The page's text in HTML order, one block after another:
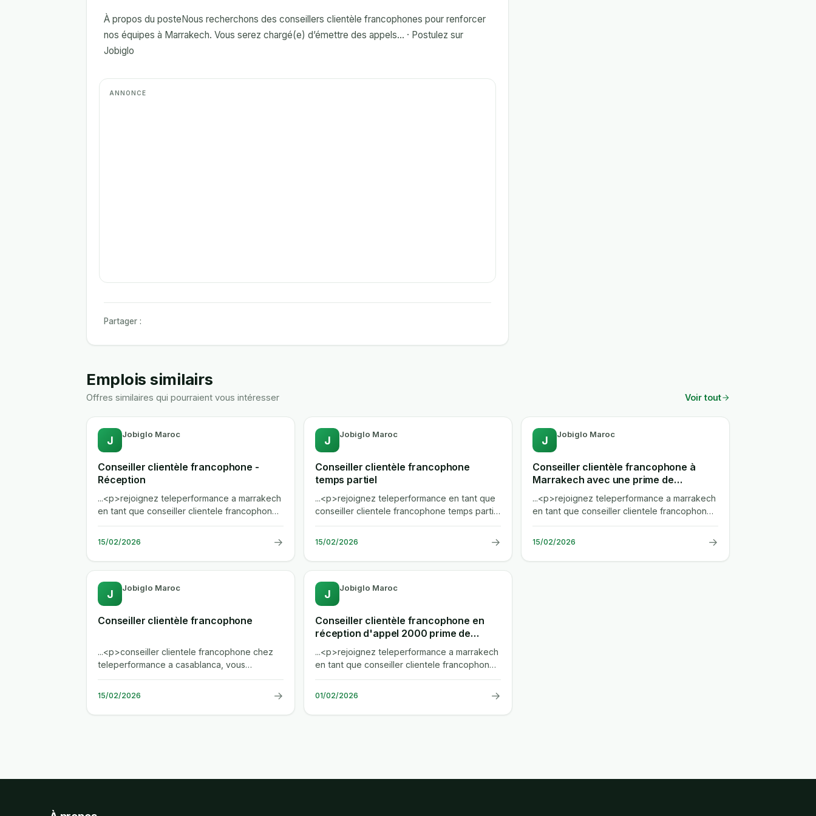
À propos du posteNous recherchons des conseillers clientèle francophones pour renforcer
nos équipes à Marrakech. Vous serez chargé(e) d’émettre des appels... · Postulez sur
Jobiglo
Partager :
Emplois similairs
Offres similaires qui pourraient vous intéresser Voir tout
J Jobiglo Maroc
Conseiller clientèle francophone -
Réception
...<p>rejoignez teleperformance a marrakech
en tant que conseiller clientele francophone.
vous assurerez la prise en...
15/02/2026 →
J Jobiglo Maroc
Conseiller clientèle francophone
temps partiel
...<p>rejoignez teleperformance en tant que
conseiller clientele francophone temps partiel
a marrakech. vous assurerez la...
15/02/2026 →
J Jobiglo Maroc
Conseiller clientèle francophone à
Marrakech avec une prime de
bienvenue de 2000 dhs
...<p>rejoignez teleperformance a marrakech
en tant que conseiller clientele francophone.
vous assurerez la prise en...
15/02/2026 →
J Jobiglo Maroc
Conseiller clientèle francophone
...<p>conseiller clientele francophone chez
teleperformance a casablanca, vous
assurerez la prise en charge des demandes...
15/02/2026 →
J Jobiglo Maroc
Conseiller clientèle francophone en
réception d'appel 2000 prime de
bienvenue Marrakech
...<p>rejoignez teleperformance a marrakech
en tant que conseiller clientele francophone
en reception d'appel. vous serez...
01/02/2026 →